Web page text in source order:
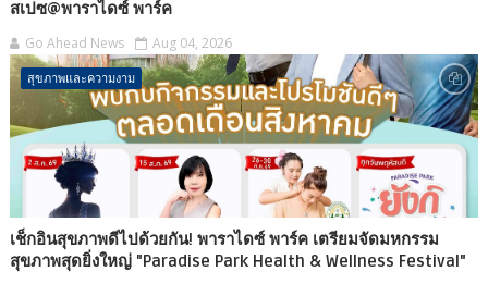
สเปซ@พาราไดซ์ พาร์ค
Go Ahead News Aug 04, 2026
สุขภาพและความงาม
เช็กอินสุขภาพดีไปด้วยกัน! พาราไดซ์ พาร์ค เตรียมจัดมหกรรม
สุขภาพสุดยิ่งใหญ่ "Paradise Park Health & Wellness Festival"